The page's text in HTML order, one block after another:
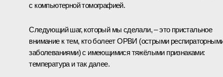
с компьютерной томографией.
Следующий шаг, который мы сделали, – это пристальное
внимание к тем, кто болеет ОРВИ (острыми
заболеваниями) с имеющимися тяжёлыми признаками:
температура и так далее.